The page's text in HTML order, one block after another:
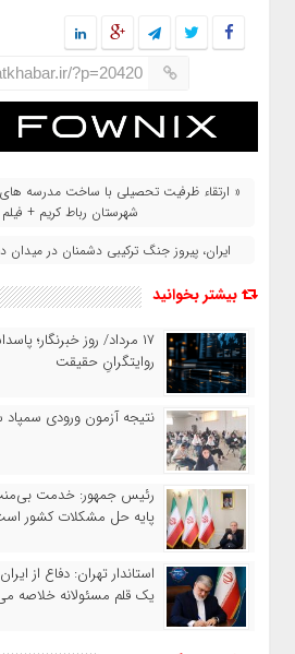
?p=20420
« ارتقاء ظرفیت تحصیلی با ساخت مدرسه های
شهرستان رباط کریم +
ایران، پیروز جنگ ترکیبی دشمنان در
بیشتر بخوانید
۱۷ مرداد/ روز خبرنگار؛
روایتگرانِ حقیقت
نتیجه آزمون ورودی سمپاد سال ۱۴۰۵
رئیس جمهور: خدمت
پایه حل مشکلات کشور
استاندار تهران: دفاع از
یک قلم مسئولانه خلاصه